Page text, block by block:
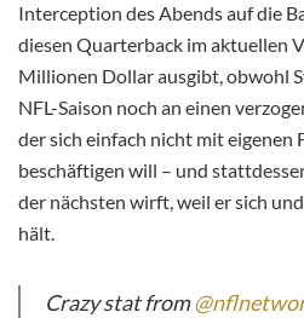
Interception des Abends auf die
diesen Quarterback im aktuellen
Millionen Dollar ausgibt, obwohl
NFL-Saison noch an einen
der sich einfach nicht mit eigenen
beschäftigen will – und
der nächsten wirft, weil er sich
hält.
Crazy stat from